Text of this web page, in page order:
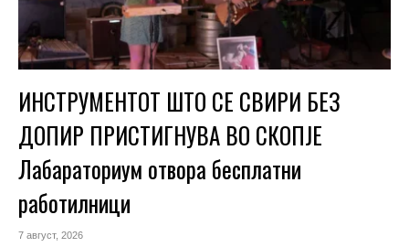
ИНСТРУМЕНТОТ ШТО СЕ СВИРИ БЕЗ
ДОПИР ПРИСТИГНУВА ВО СКОПЈЕ
Лабараториум отвора бесплатни
работилници
7 август, 2026